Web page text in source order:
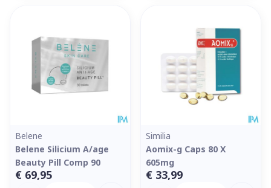
Belene
Belene Silicium A/age
Beauty Pill Comp 90
€ 69,95
Similia
Aomix-g Caps 80 X
605mg
€ 33,99